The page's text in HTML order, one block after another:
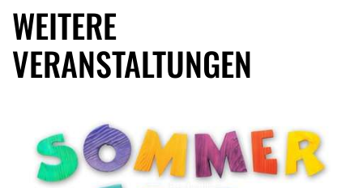
WEITERE
VERANSTALTUNGEN